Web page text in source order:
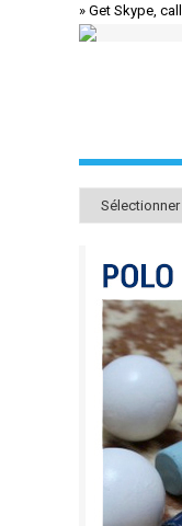
» Get Skype,
Catégories